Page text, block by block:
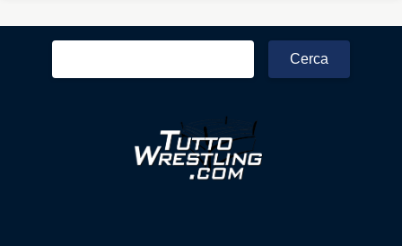
Ricerca